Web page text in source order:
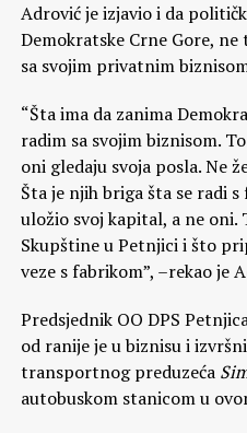
Adrović je izjavio i da
Demokratske Crne Gore,
sa svojim privatnim
“Šta ima da zanima
radim sa svojim biznisom.
oni gledaju svoja posla. Ne
Šta je njih briga šta se radi
uložio svoj kapital, a ne oni.
Skupštine u Petnjici i što
veze s fabrikom”, –rekao je
Predsjednik OO DPS
od ranije je u biznisu i
transportnog preduzeća
autobuskom stanicom u